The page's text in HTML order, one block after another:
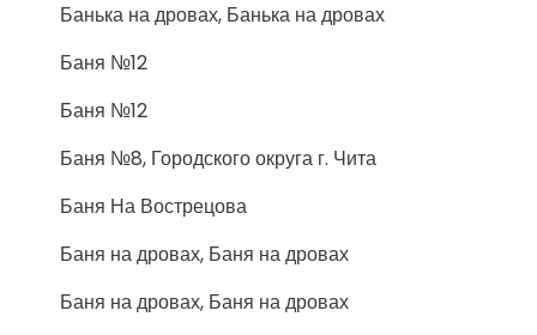
Банька на дровах, Банька на дровах
Баня №12
Баня №12
Баня №8, Городского округа г. Чита
Баня На Вострецова
Баня на дровах, Баня на дровах
Баня на дровах, Баня на дровах